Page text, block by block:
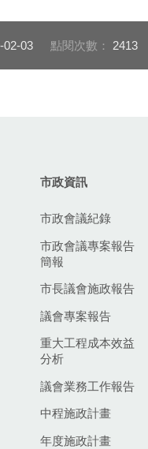
02-03 點閱次數： 2413
市政資訊
市政會議紀錄
市政會議專案報告
簡報
市長議會施政報告
議會專案報告
重大工程成本效益
分析
議會業務工作報告
中程施政計畫
年度施政計畫